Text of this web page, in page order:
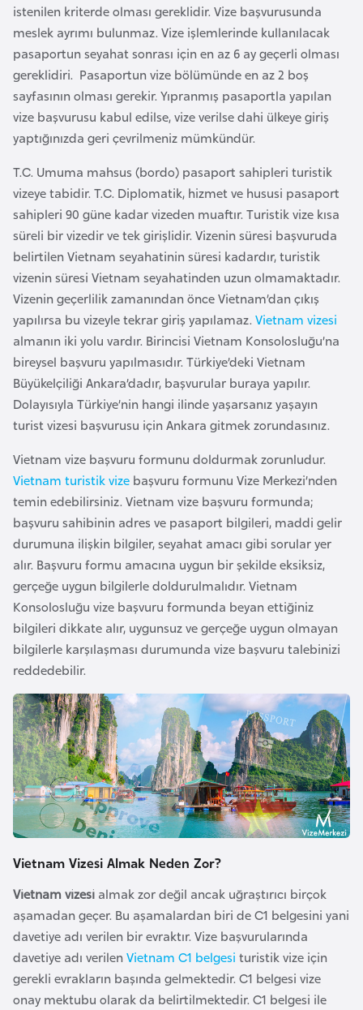
istenilen kriterde olması gereklidir. Vize başvurusunda
meslek ayrımı bulunmaz. Vize işlemlerinde kullanılacak
pasaportun seyahat sonrası için en az 6 ay geçerli olması
gereklidiri. Pasaportun vize bölümünde en az 2 boş
sayfasının olması gerekir. Yıpranmış pasaportla yapılan
vize başvurusu kabul edilse, vize verilse dahi ülkeye giriş
yaptığınızda geri çevrilmeniz mümkündür.
T.C. Umuma mahsus (bordo) pasaport sahipleri turistik
vizeye tabidir. T.C. Diplomatik, hizmet ve hususi pasaport
sahipleri 90 güne kadar vizeden muaftır. Turistik vize kısa
süreli bir vizedir ve tek girişlidir. Vizenin süresi başvuruda
belirtilen Vietnam seyahatinin süresi kadardır, turistik
vizenin süresi Vietnam seyahatinden uzun olmamaktadır.
Vizenin geçerlilik zamanından önce Vietnam’dan çıkış
yapılırsa bu vizeyle tekrar giriş yapılamaz. Vietnam vizesi
almanın iki yolu vardır. Birincisi Vietnam Konsolosluğu’na
bireysel başvuru yapılmasıdır. Türkiye’deki Vietnam
Büyükelçiliği Ankara’dadır, başvurular buraya yapılır.
Dolayısıyla Türkiye’nin hangi ilinde yaşarsanız yaşayın
turist vizesi başvurusu için Ankara gitmek zorundasınız.
Vietnam vize başvuru formunu doldurmak zorunludur.
Vietnam turistik vize başvuru formunu Vize Merkezi’nden
temin edebilirsiniz. Vietnam vize başvuru formunda;
başvuru sahibinin adres ve pasaport bilgileri, maddi gelir
durumuna ilişkin bilgiler, seyahat amacı gibi sorular yer
alır. Başvuru formu amacına uygun bir şekilde eksiksiz,
gerçeğe uygun bilgilerle doldurulmalıdır. Vietnam
Konsolosluğu vize başvuru formunda beyan ettiğiniz
bilgileri dikkate alır, uygunsuz ve gerçeğe uygun olmayan
bilgilerle karşılaşması durumunda vize başvuru talebinizi
reddedebilir.
Vietnam Vizesi Almak Neden Zor?
Vietnam vizesi almak zor değil ancak uğraştırıcı birçok
aşamadan geçer. Bu aşamalardan biri de C1 belgesini yani
davetiye adı verilen bir evraktır. Vize başvurularında
davetiye adı verilenVietnam C1 belgesi turistik vize için
gerekli evrakların başında gelmektedir. C1 belgesi vize
onay mektubu olarak da belirtilmektedir. C1 belgesi ile
B
e
l
ç
i
a
B
e
n
i
n
B
o
s
n
H
e
r
s
e
k
B
u
l
g
a
r
i
s
t
a
n
B
u
r
k
i
n
a